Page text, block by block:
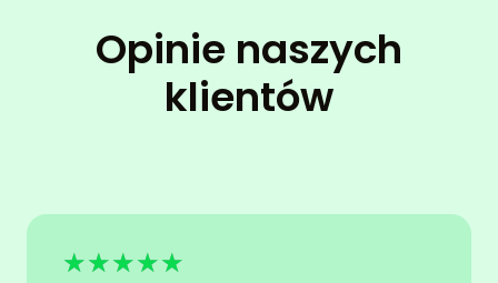
Opinie naszych
klientów